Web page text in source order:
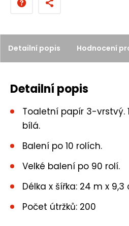
č
e
t
Detailní popis Hodnocení
Detailní popis
Toaletní papír 3-vrstvý.
bílá.
Balení po 10 rolích.
Velké balení po 90 rolí.
Délka x šířka: 24 m x 9,3
Počet útržků: 200